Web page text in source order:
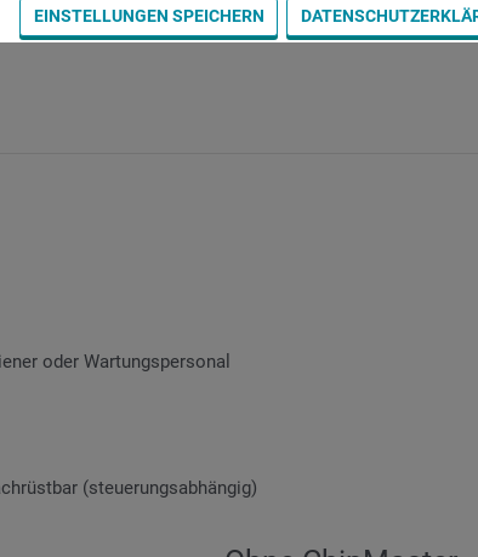
EINSTELLUNGEN SPEICHERN
und TRAUB Drehmaschinen mit aktuellen
oder Wartungspersonal
(steuerungsabhängig)